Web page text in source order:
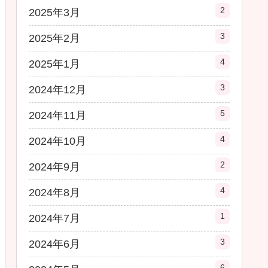
2025年3月 2
2025年2月 3
2025年1月 4
2024年12月 3
2024年11月 5
2024年10月 4
2024年9月 2
2024年8月 4
2024年7月 1
2024年6月 3